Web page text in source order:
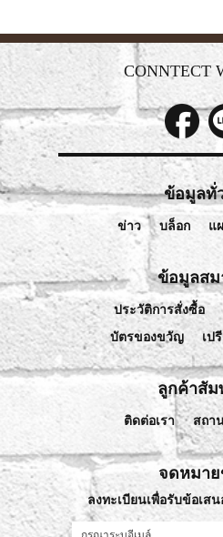
CONNTECT
ข้อมูลทั่
ข่าว บล็อก แ
ข้อมูลสม
ประวัติการสั่งซื้อ
บัตรของขวัญ
เป
ลูกค้าสั
ติดต่อเรา สถา
จดหมาย
ลงทะเบียนเพื่อรับข้อเส